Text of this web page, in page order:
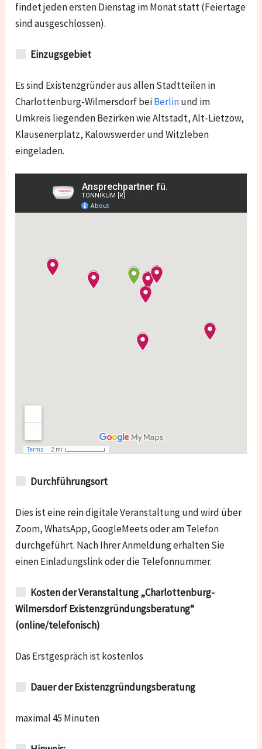
findet jeden ersten Dienstag im Monat statt (Feiertage
sind ausgeschlossen).
Einzugsgebiet
Es sind Existenzgründer aus allen Stadtteilen in
Charlottenburg-WilmersdorfbeiBerlinund im
Umkreis liegenden Bezirken wieAltstadt, Alt-Lietzow,
Klausenerplatz, Kalowswerder und Witzleben
eingeladen.
Durchführungsort
Dies ist eine rein digitale Veranstaltung und wird über
Zoom, WhatsApp, GoogleMeets oder am Telefon
durchgeführt. Nach Ihrer Anmeldung erhalten Sie
einen Einladungslink oder die Telefonnummer.
Kosten der Veranstaltung „Charlottenburg-
Wilmersdorf Existenzgründungsberatung“
(online/telefonisch)
Das Erstgespräch ist kostenlos
Dauer der Existenzgründungsberatung
maximal 45 Minuten